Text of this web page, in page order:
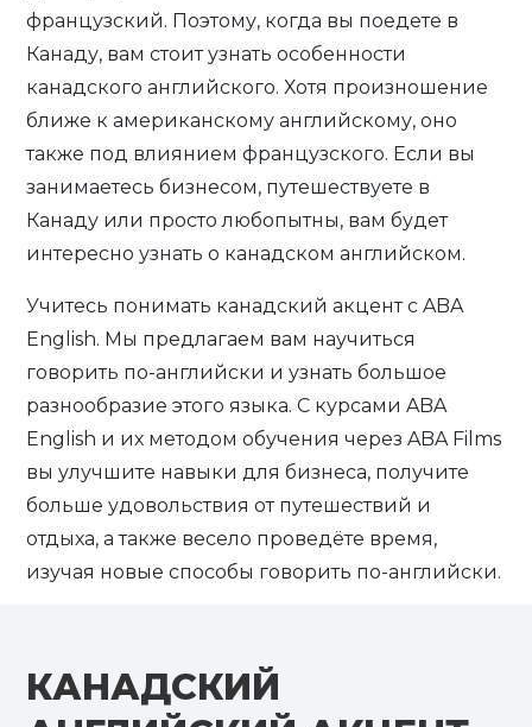
французский. Поэтому, когда вы поедете в
Канаду, вам стоит узнать особенности
канадского английского. Хотя произношение
ближе к американскому английскому, оно
также под влиянием французского. Если вы
занимаетесь бизнесом, путешествуете в
Канаду или просто любопытны, вам будет
интересно узнать о канадском английском.
Учитесь понимать канадский акцент с ABA
English. Мы предлагаем вам научиться
говорить по-английски и узнать большое
разнообразие этого языка. С курсами ABA
English и их методом обучения через ABA Films
вы улучшите навыки для бизнеса, получите
больше удовольствия от путешествий и
отдыха, а также весело проведёте время,
изучая новые способы говорить по-английски.
КАНАДСКИЙ